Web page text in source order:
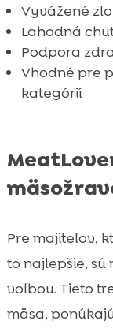
Vyvážené
Lahodná
Podpora
Vhodné pre
kategórií
Pre majiteľov,
to najlepšie,
voľbou. Tieto
mäsa,